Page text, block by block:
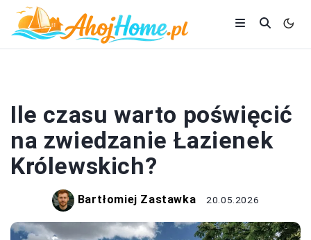
Ile czasu warto poświęcić
na zwiedzanie Łazienek
Królewskich?
Bartłomiej Zastawka 20.05.2026